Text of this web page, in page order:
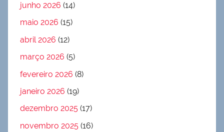
junho 2026 (14)
maio 2026 (15)
abril 2026 (12)
março 2026 (5)
fevereiro 2026 (8)
janeiro 2026 (19)
dezembro 2025 (17)
novembro 2025 (16)